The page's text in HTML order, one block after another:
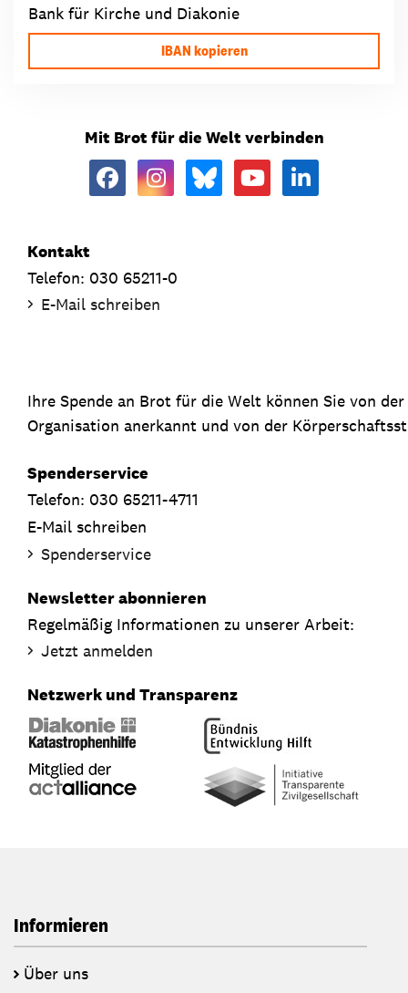
Bank für Kirche und Diakonie
IBAN kopieren
Mit Brot für die Welt verbinden
Kontakt
Telefon: 030 65211-0
E-Mail schreiben
Ihre Spende an Brot für die Welt können Sie von
Organisation anerkannt und von der
Spenderservice
Telefon: 030 65211-4711
E-Mail schreiben
Spenderservice
Newsletter abonnieren
Regelmäßig Informationen zu unserer Arbeit:
Jetzt anmelden
Netzwerk und Transparenz
Informieren
Über uns